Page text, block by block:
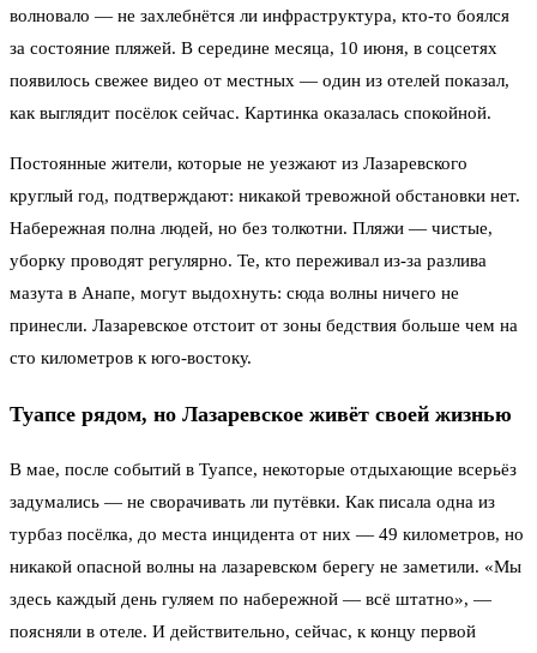
волновало — не захлебнётся ли инфраструктура, кто-то боялся
за состояние пляжей. В середине месяца, 10 июня, в соцсетях
появилось свежее видео от местных — один из отелей показал,
как выглядит посёлок сейчас. Картинка оказалась спокойной.
Постоянные жители, которые не уезжают из Лазаревского
круглый год, подтверждают: никакой тревожной обстановки нет.
Набережная полна людей, но без толкотни. Пляжи — чистые,
уборку проводят регулярно. Те, кто переживал из-за разлива
мазута в Анапе, могут выдохнуть: сюда волны ничего не
принесли. Лазаревское отстоит от зоны бедствия больше чем на
сто километров к юго-востоку.
Туапсе рядом, но Лазаревское живёт своей жизнью
В мае, после событий в Туапсе, некоторые отдыхающие всерьёз
задумались — не сворачивать ли путёвки. Как писала одна из
турбаз посёлка, до места инцидента от них — 49 километров, но
никакой опасной волны на лазаревском берегу не заметили. «Мы
здесь каждый день гуляем по набережной — всё штатно», —
поясняли в отеле. И действительно, сейчас, к концу первой